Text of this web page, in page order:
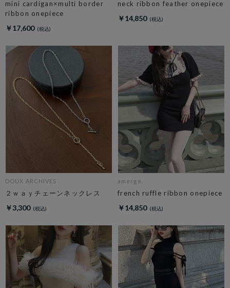
mini cardigan×multi border
ribbon onepiece
￥17,600
neck ribbon feather onepiece
￥14,850
DOUX ARCHIVES
２ｗａｙチェーンネックレス
￥3,300
amerge.
french ruffle ribbon onepiece
￥14,850